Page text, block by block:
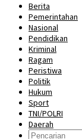
Berita
Pemerintahan
Nasional
Pendidikan
Kriminal
Ragam
Peristiwa
Politik
Hukum
Sport
TNI/POLRI
Daerah